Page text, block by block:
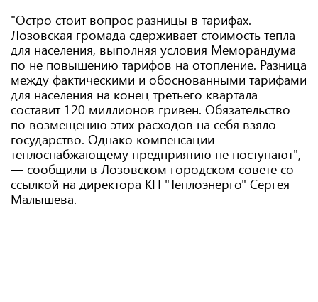
"Остро стоит вопрос разницы в тарифах.
Лозовская громада сдерживает стоимость тепла
для населения, выполняя условия Меморандума
по не повышению тарифов на отопление. Разница
между фактическими и обоснованными тарифами
для населения на конец третьего квартала
составит 120 миллионов гривен. Обязательство
по возмещению этих расходов на себя взяло
государство. Однако компенсации
теплоснабжающему предприятию не поступают",
— сообщили в Лозовском городском совете со
ссылкой на директора КП "Теплоэнерго" Сергея
Малышева.